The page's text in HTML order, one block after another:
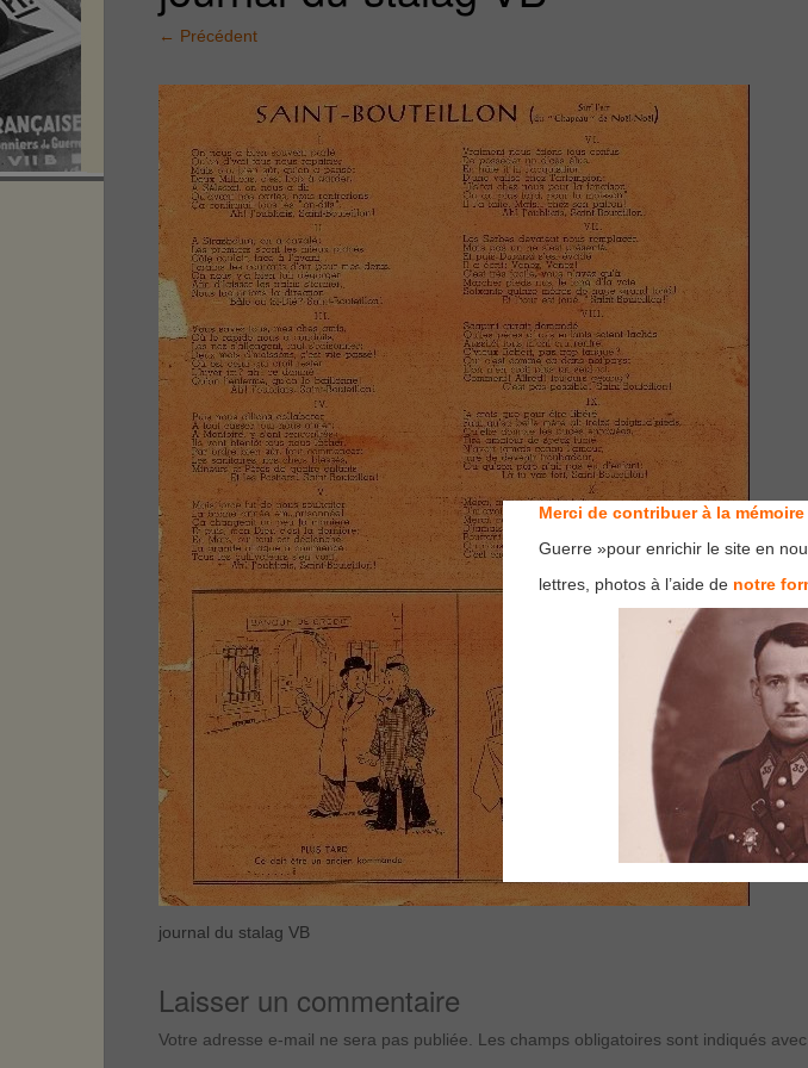
← Précédent
journal du stalag VB
Laisser un commentaire
Votre adresse e-mail ne sera pas publiée. Les champs obligatoires sont indiqués avec
Merci de contribuer à la
Guerre »pour enrichir le site en
lettres, photos à l’aide de notre